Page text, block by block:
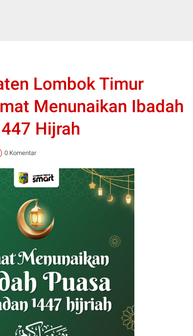
Lombok Timur
Menunaikan Ibadah
Hijrah
0 Komentar